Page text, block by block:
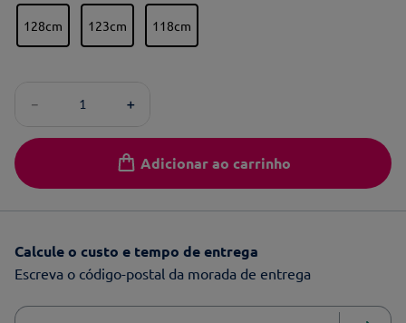
128cm 123cm 118cm
＋
－
Adicionar ao carrinho
Calcule o custo e tempo de entrega
Escreva o código-postal da morada de entrega